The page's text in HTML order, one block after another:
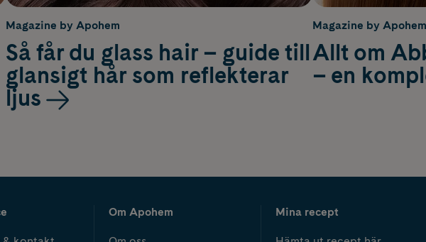
Magazine by Apohem
Så får du glass hair – guide till
glansigt hår som reflekterar
ljus
Magazine by Apohem
Allt om
– en
Om Apohem Mina recept